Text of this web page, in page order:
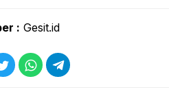
: Gesit.id